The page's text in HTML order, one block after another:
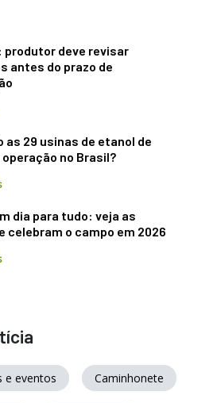
produtor deve revisar
antes do prazo de
as 29 usinas de etanol de
no Brasil?
dia para tudo: veja as
celebram o campo em 2026
e eventos Caminhonete